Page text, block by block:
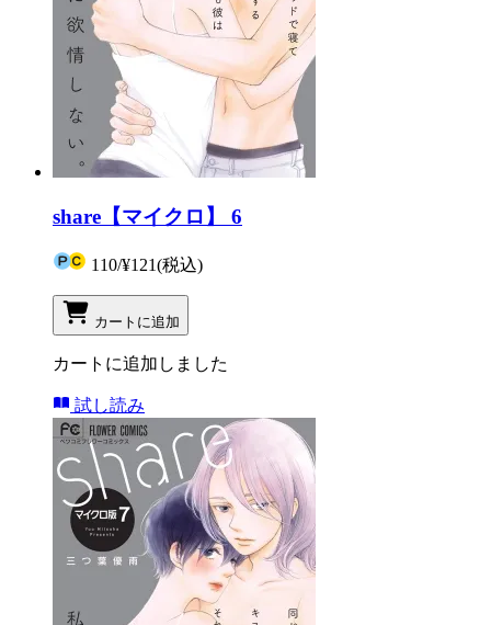
share【マイクロ】 6
110/¥121(税込)
カートに追加
カートに追加しました
試し読み